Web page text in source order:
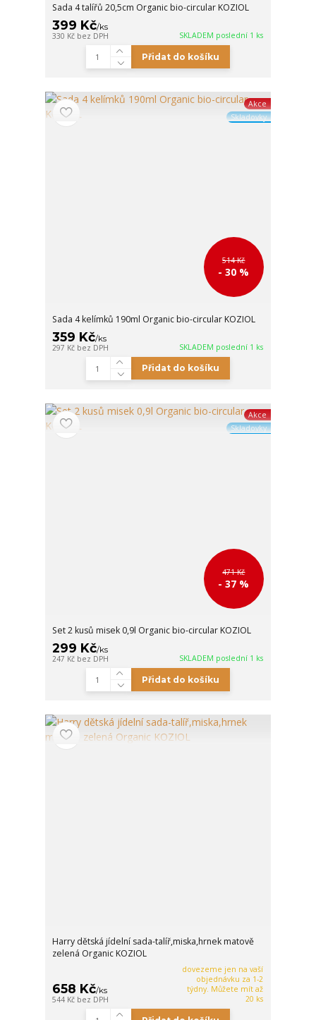
Sada 4 talířů 20,5cm Organic bio-circular KOZIOL
399 Kč/ks
330 Kč bez DPH SKLADEM poslední 1 ks
Přidat do košíku
Akce
Skladovky
514 Kč
- 30 %
Sada 4 kelímků 190ml Organic bio-circular KOZIOL
359 Kč/ks
297 Kč bez DPH SKLADEM poslední 1 ks
Přidat do košíku
Akce
Skladovky
471 Kč
- 37 %
Set 2 kusů misek 0,9l Organic bio-circular KOZIOL
299 Kč/ks
247 Kč bez DPH SKLADEM poslední 1 ks
Přidat do košíku
Harry dětská jídelní sada-talíř,miska,hrnek matově
zelená Organic KOZIOL
658 Kč/ks
544 Kč bez DPH
dovezeme jen na vaší
objednávku za 1-2
týdny. Můžete mít až
20 ks